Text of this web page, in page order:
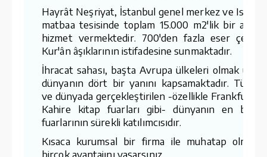
Hayrât Neşriyat, İstanbul genel merkez ve
matbaa tesisinde toplam 15.000 m2'lik bir
hizmet vermektedir. 700'den fazla eser
Kur'ân âşıklarının istifadesine sunmaktadır.
İhracat sahası, başta Avrupa ülkeleri olmak
dünyanın dört bir yanını kapsamaktadır.
ve dünyada gerçekleştirilen -özellikle Frankfurt
Kahire kitap fuarları gibi- dünyanın en
fuarlarının sürekli katılımcısıdır.
Kısaca kurumsal bir firma ile muhatap
birçok avantajını yaşarsınız.